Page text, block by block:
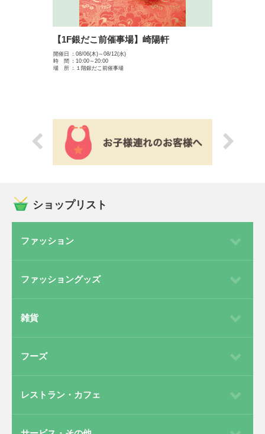
【1F銀だこ前催事場】崎陽軒
：08/06(木)～08/12(水)
：10:00～20:00
：１階銀だこ前催事場
【1F正面入口前催事場
ショップリスト
ファッション
ファッショングッズ
雑貨
フーズ
レストラン・カフェ